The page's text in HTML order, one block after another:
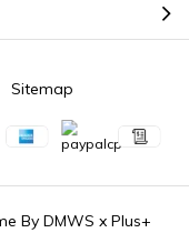
By DMWS x Plus+
Sitemap